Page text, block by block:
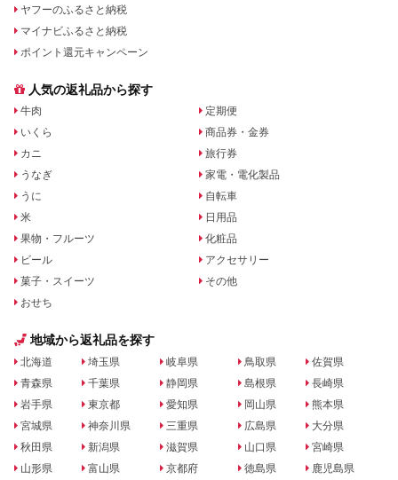
ヤフーのふるさと納税
マイナビふるさと納税
ポイント還元キャンペーン
人気の返礼品から探す
牛肉
いくら
カニ
うなぎ
うに
米
果物・フルーツ
ビール
菓子・スイーツ
おせち
定期便
商品券・金券
旅行券
家電・電化製品
自転車
日用品
化粧品
アクセサリー
その他
地域から返礼品を探す
北海道
青森県
岩手県
宮城県
秋田県
山形県
埼玉県
千葉県
東京都
神奈川県
新潟県
富山県
岐阜県
静岡県
愛知県
三重県
滋賀県
京都府
鳥取県
島根県
岡山県
広島県
山口県
徳島県
佐賀県
長崎県
熊本県
大分県
宮崎県
鹿児島県